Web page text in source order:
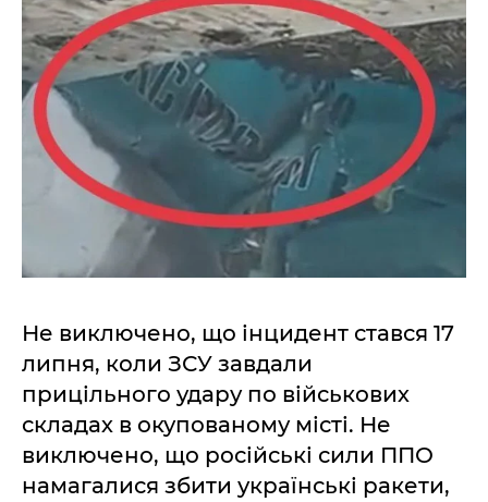
Не виключено, що інцидент стався 17
липня, коли ЗСУ завдали
прицільного удару по військових
складах в окупованому місті. Не
виключено, що російські сили ППО
намагалися збити українські ракети,